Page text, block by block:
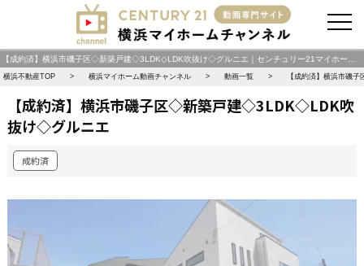
横浜不動産TOP 横浜マイホーム動画チャンネル 動画一覧 【成約済】横浜市磯
【成約済】横浜市磯子区◇新築戸建◇3LDK◇LDK吹
抜け◇グルニエ
成約済